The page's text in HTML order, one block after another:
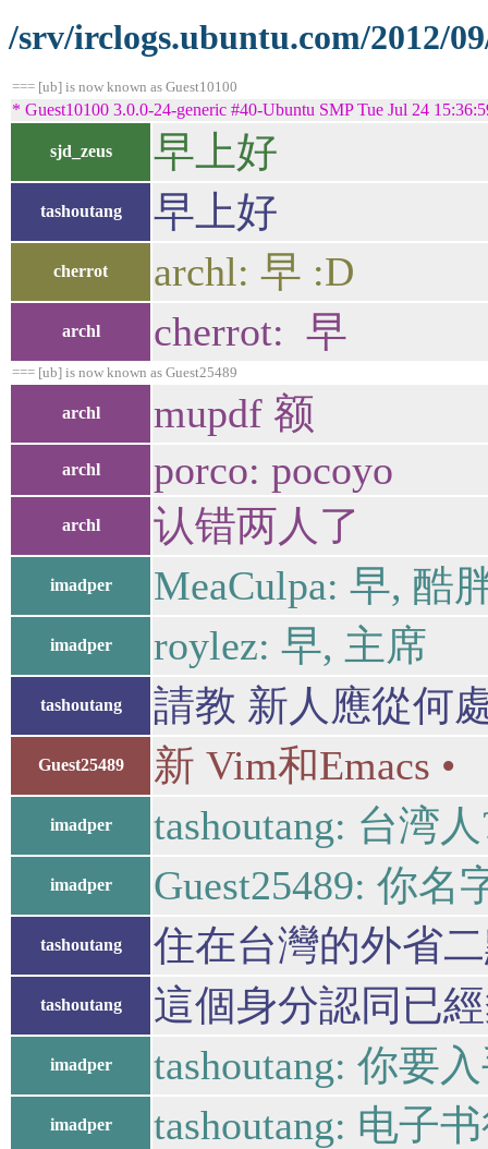
/srv/irclogs.ubuntu.com/2012/
=== [ub] is now known as Guest10100
* Guest10100 3.0.0-24-generic #40-Ubuntu SMP Tue Jul 24
sjd_zeus 早上好
tashoutang 早上好
cherrot archl: 早 :D
archl cherrot: 早
=== [ub] is now known as Guest25489
archl mupdf 额
archl porco: pocoyo
archl 认错两人了
imadper MeaCulpa: 早, 酷
imadper roylez: 早, 主席
tashoutang 請教 新人應從何
Guest25489 新 Vim和Emacs
imadper tashoutang: 台湾人
imadper Guest25489: 你名
tashoutang 住在台灣的外省
tashoutang 這個身分認同已
imadper tashoutang: 你要
imadper tashoutang: 电子